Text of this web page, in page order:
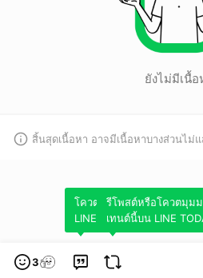
ยังไม่มีเนื้อ
สิ้นสุดเนื้อหา อาจมีเนื้อหาบางส่วนไม่แ
3
โควตมุมมองของคุณผ่านคอ
LINE TODAY
รีโพสต์หรือโควตมุม
เทนต์นี้บน LINE